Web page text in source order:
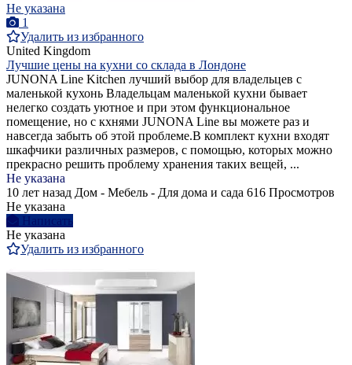
Не указана
1
Удалить из избранного
United Kingdom
Лучшие цены на кухни со склада в Лондоне
JUNONA Line Kitchen лучший выбор для владельцев с
маленькой кухонь Владельцам маленькой кухни бывает
нелегко создать уютное и при этом функциональное
помещение, но с кхнями JUNONA Line вы можете раз и
навсегда забыть об этой проблеме.В комплект кухни входят
шкафчики различных размеров, с помощью, которых можно
прекрасно решить проблему хранения таких вещей, ...
Не указана
10 лет назад Дом - Мебель - Для дома и сада 616 Просмотров
Не указана
Написать
Не указана
Удалить из избранного